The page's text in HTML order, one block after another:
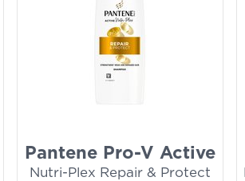
Pantene Pro-V Active
Nutri-Plex Repair & Protect